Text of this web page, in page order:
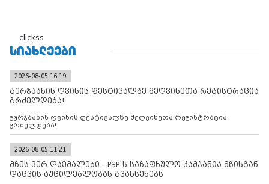
clickss
ᲡᲘᲐᲮᲚᲔᲔᲑᲘ
2026-08-05 16:19
გურჯაანის ღვინის ფესტივალზე მეღვინეთა რეგისტრაცია
გრძელდება!
გურჯაანის ღვინის ფესტივალზე მეღვინეთა რეგისტრაცია
გრძელდება!
2026-08-05 11:21
მზეს ვერ დაემალები - PSP-ს საზაფხულო კამპანია მზისგან
დაცვის აუცილებლობას გვახსენებს